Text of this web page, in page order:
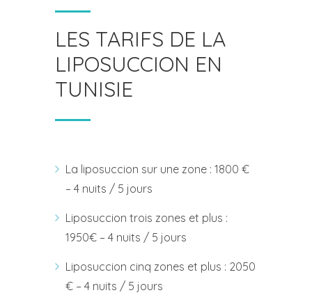
LES TARIFS DE LA
LIPOSUCCION EN
TUNISIE
La liposuccion sur une zone : 1800 €
– 4 nuits / 5 jours
Liposuccion trois zones et plus :
1950€ – 4 nuits / 5 jours
Liposuccion cinq zones et plus : 2050
€ – 4 nuits / 5 jours